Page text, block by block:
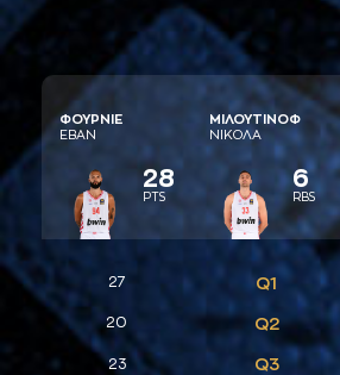
ΦΟΥΡΝΙΕ
ΕΒAΝ
28
PTS
ΜΙΛΟΥΤΙΝΟΦ
ΝΙΚΟΛA
6
RBS
27 Q1
20 Q2
23 Q3